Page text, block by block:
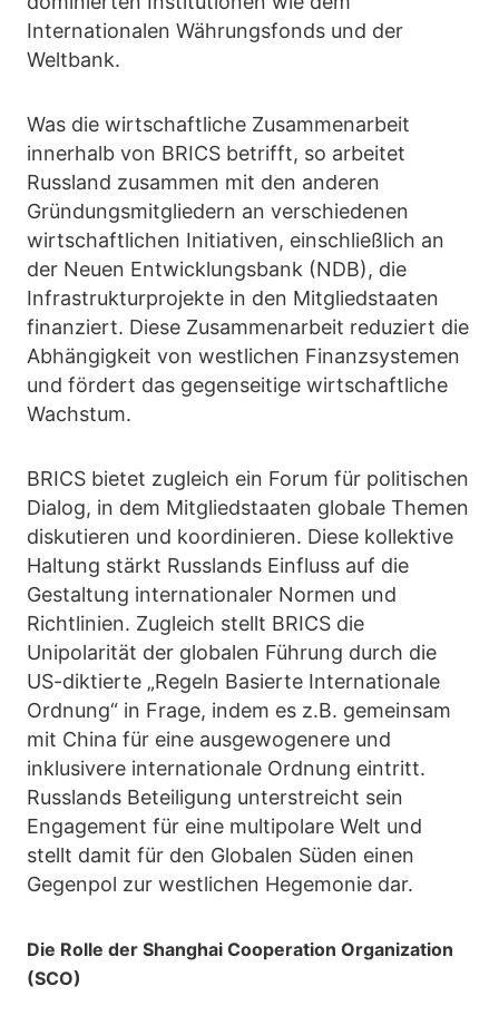
Internationalen Währungsfonds und der
Weltbank.
Was die wirtschaftliche Zusammenarbeit
innerhalb von BRICS betrifft, so arbeitet
Russland zusammen mit den anderen
Gründungsmitgliedern an verschiedenen
wirtschaftlichen Initiativen, einschließlich an
der Neuen Entwicklungsbank (NDB), die
Infrastrukturprojekte in den Mitgliedstaaten
finanziert. Diese Zusammenarbeit reduziert die
Abhängigkeit von westlichen Finanzsystemen
und fördert das gegenseitige wirtschaftliche
Wachstum.
BRICS bietet zugleich ein Forum für politischen
Dialog, in dem Mitgliedstaaten globale Themen
diskutieren und koordinieren. Diese kollektive
Haltung stärkt Russlands Einfluss auf die
Gestaltung internationaler Normen und
Richtlinien. Zugleich stellt BRICS die
Unipolarität der globalen Führung durch die
US-diktierte „Regeln Basierte Internationale
Ordnung“ in Frage, indem es z.B. gemeinsam
mit China für eine ausgewogenere und
inklusivere internationale Ordnung eintritt.
Russlands Beteiligung unterstreicht sein
Engagement für eine multipolare Welt und
stellt damit für den Globalen Süden einen
Gegenpol zur westlichen Hegemonie dar.
Die Rolle der Shanghai Cooperation Organization
(SCO)